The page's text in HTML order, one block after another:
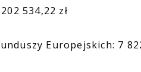
534,22 zł
Europejskich: 7